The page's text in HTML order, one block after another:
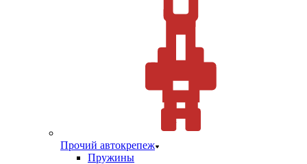
Прочий автокрепеж
Пружины